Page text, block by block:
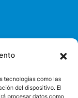
tecnologías como las
del dispositivo. El
procesar datos como